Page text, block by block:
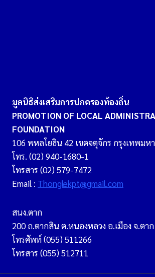
มูลนิธิส่งเสริมการปกครองท้องถิ่น
PROMOTION OF LOCAL
FOUNDATION
106 พหลโยธิน 42 เขตจตุจักร กรุงเทพมห
โทร. (02) 940-1680-1
โทรสาร (02) 579-7472
Email : Thonglekpt@gmail.com
สนง.ตาก
200 ถ.ตากสิน ต.หนองหลวง อ.เมือง จ.ตา
โทรศัพท์ (055) 511266
โทรสาร (055) 512711